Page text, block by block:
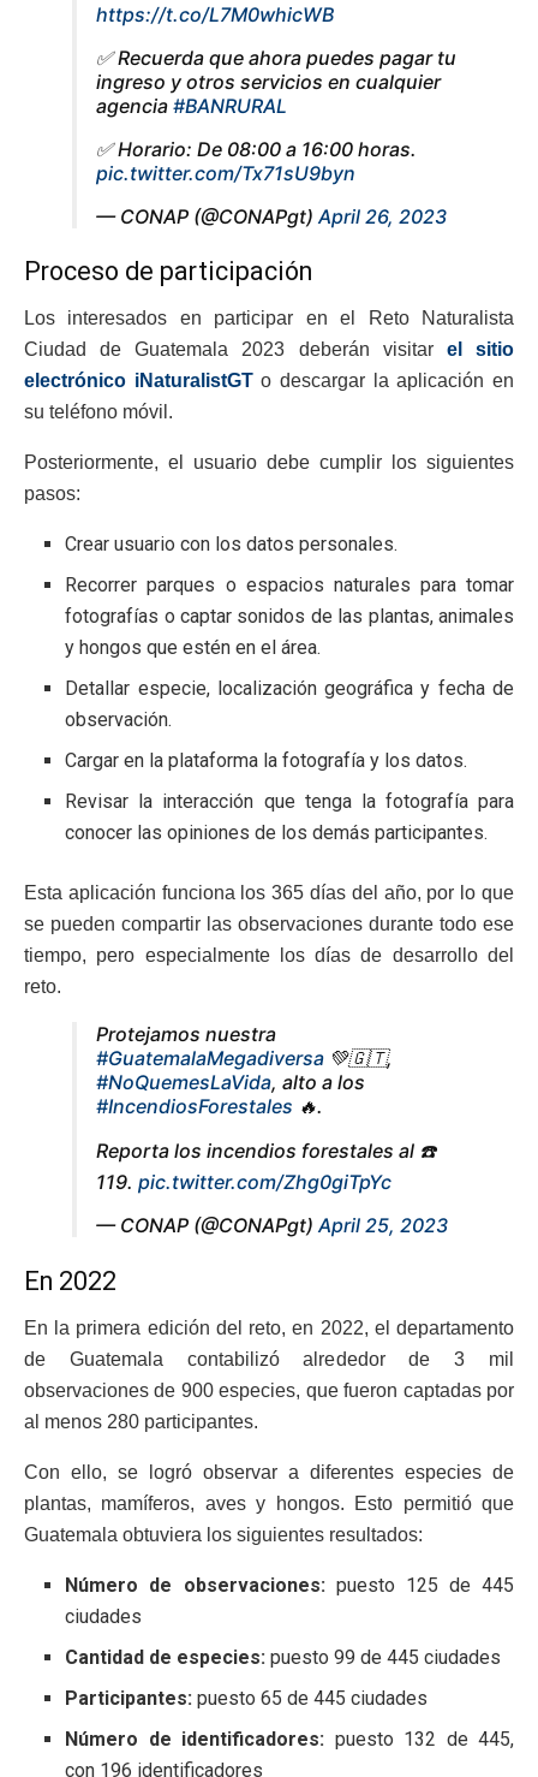
https://t.co/L7M0whicWB
✅️ Recuerda que ahora puedes pagar tu
ingreso y otros servicios en cualquier
agencia #BANRURAL
✅️ Horario: De 08:00 a 16:00 horas.
pic.twitter.com/Tx71sU9byn
— CONAP (@CONAPgt) April 26, 2023
Proceso de participación
Los interesados en participar en el Reto Naturalista
Ciudad de Guatemala 2023 deberán visitar el sitio
electrónico iNaturalistGTo descargar la aplicación en
su teléfono móvil.
Posteriormente, el usuario debe cumplir los siguientes
pasos:
Crear usuario con los datos personales.
Recorrer parques o espacios naturales para tomar
fotografías o captar sonidos de las plantas, animales
y hongos que estén en el área.
Detallar especie, localización geográfica y fecha de
observación.
Cargar en la plataforma la fotografía y los datos.
Revisar la interacción que tenga la fotografía para
conocer las opiniones de los demás participantes.
Esta aplicación funciona los 365 días del año, por lo que
se pueden compartir las observaciones durante todo ese
tiempo, pero especialmente los días de desarrollo del
reto.
Protejamos nuestra
#GuatemalaMegadiversa 💚🇬🇹,
#NoQuemesLaVida, alto a los
#IncendiosForestales 🔥.
Reporta los incendios forestales al ☎️
119. pic.twitter.com/Zhg0giTpYc
— CONAP (@CONAPgt)April 25, 2023
En 2022
En la primera edición del reto, en 2022, el departamento
de Guatemala contabilizó alrededor de 3 mil
observaciones de 900 especies, que fueron captadas por
al menos 280 participantes.
Con ello, se logró observar a diferentes especies de
plantas, mamíferos, aves y hongos. Esto permitió que
Guatemala obtuviera los siguientes resultados:
Número de observaciones: puesto 125 de 445
ciudades
Cantidad de especies: puesto 99 de 445 ciudades
Participantes: puesto 65 de 445 ciudades
Número de identificadores: puesto 132 de 445,
con 196 identificadores